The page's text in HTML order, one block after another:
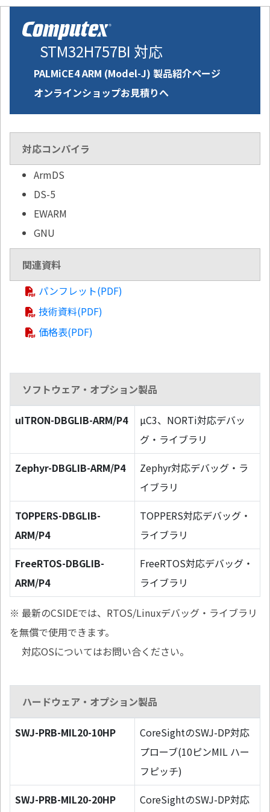
STM32H757BI 対応
PALMiCE4 ARM (Model-J) 製品紹介ページ
オンラインショップお見積りへ
対応コンパイラ
ArmDS
DS-5
EWARM
GNU
関連資料
パンフレット(PDF)
技術資料(PDF)
価格表(PDF)
ソフトウェア・オプション製品
uITRON-DBGLIB-ARM/P4
µC3、NORTi対応デバッ
グ・ライブラリ
Zephyr-DBGLIB-ARM/P4
Zephyr対応デバッグ・ラ
イブラリ
TOPPERS-DBGLIB-
ARM/P4
TOPPERS対応デバッグ・
ライブラリ
FreeRTOS-DBGLIB-
ARM/P4
FreeRTOS対応デバッグ・
ライブラリ
※ 最新のCSIDEでは、RTOS/Linuxデバッグ・ライブラリ
を無償で使用できます。
対応OSについてはお問い合ください。
ハードウェア・オプション製品
SWJ-PRB-MIL20-10HP
CoreSightのSWJ-DP対応
プローブ(10ピンMIL ハー
フピッチ)
SWJ-PRB-MIL20-20HP
CoreSightのSWJ-DP対応